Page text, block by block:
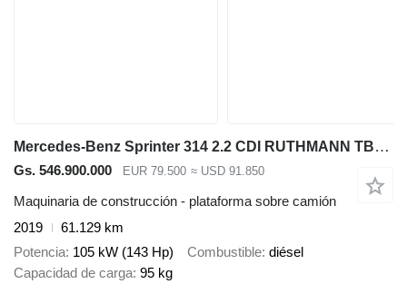
Mercedes-Benz Sprinter 314 2.2 CDI RUTHMANN TB290 29M!!!
Gs. 546.900.000 EUR 79.500 ≈ USD 91.850
Maquinaria de construcción - plataforma sobre camión
2019
61.129 km
Potencia 105 kW (143 Hp) Combustible diésel
Capacidad de carga 95 kg